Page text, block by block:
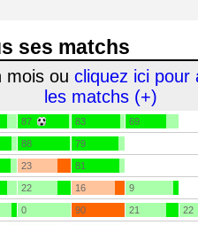
ses matchs
mois ou cliquez ici pour
les matchs (+)
87 83 69
88 79
23 81
22 16 9
0 90 21 22